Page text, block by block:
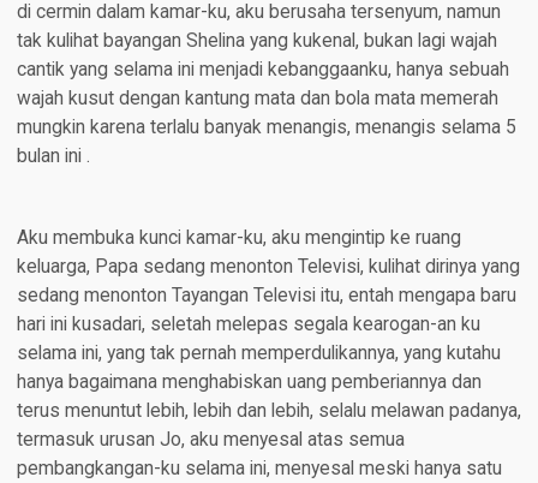
di cermin dalam kamar-ku, aku berusaha tersenyum, namun
tak kulihat bayangan Shelina yang kukenal, bukan lagi wajah
cantik yang selama ini menjadi kebanggaanku, hanya sebuah
wajah kusut dengan kantung mata dan bola mata memerah
mungkin karena terlalu banyak menangis, menangis selama 5
bulan ini .
Aku membuka kunci kamar-ku, aku mengintip ke ruang
keluarga, Papa sedang menonton Televisi, kulihat dirinya yang
sedang menonton Tayangan Televisi itu, entah mengapa baru
hari ini kusadari, seletah melepas segala kearogan-an ku
selama ini, yang tak pernah memperdulikannya, yang kutahu
hanya bagaimana menghabiskan uang pemberiannya dan
terus menuntut lebih, lebih dan lebih, selalu melawan padanya,
termasuk urusan Jo, aku menyesal atas semua
pembangkangan-ku selama ini, menyesal meski hanya satu